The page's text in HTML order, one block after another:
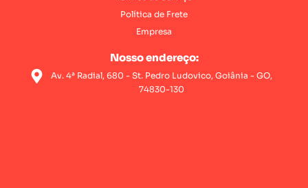
Política de Frete
Empresa
Nosso endereço:
Av. 4ª Radial, 680 - St. Pedro Ludovico, Goiânia - GO,
74830-130